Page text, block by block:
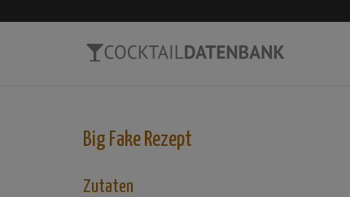
Big Fake Rezept
Zutaten